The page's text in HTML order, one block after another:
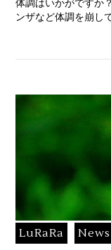
体調はいかがですか
ンザなど体調を崩し
LuRaRa News